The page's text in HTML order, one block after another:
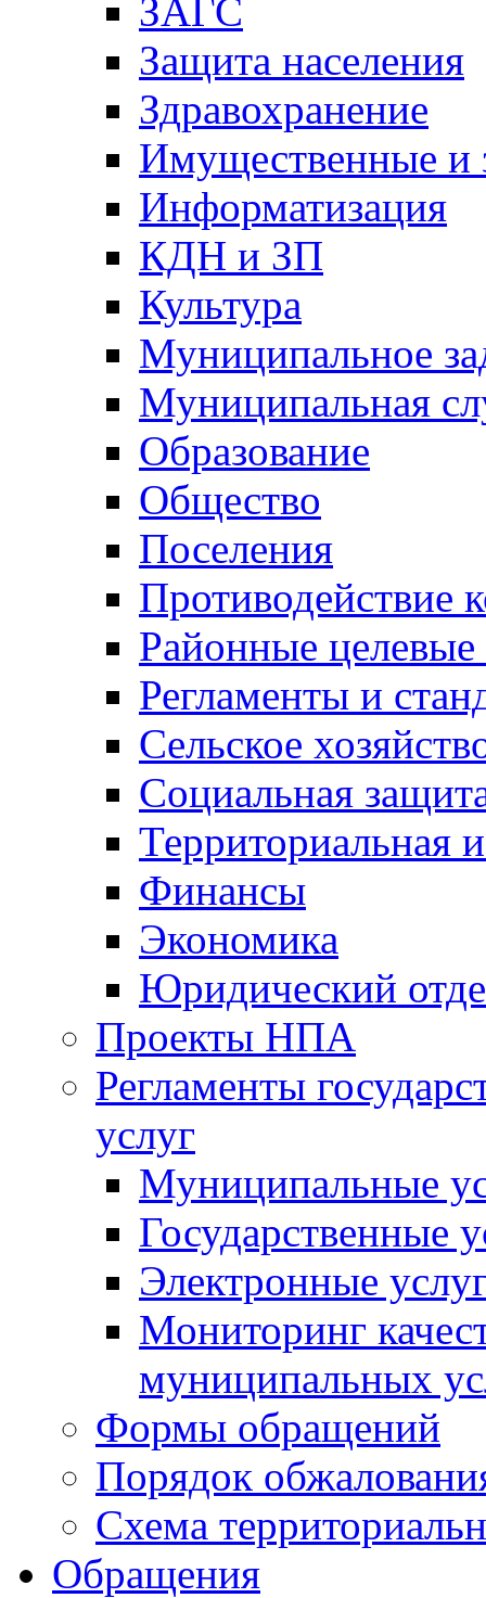
ЗАГС
Защита населения
Здравохранение
Имущественные и
Информатизация
КДН и ЗП
Культура
Муниципальное
Муниципальная
Образование
Общество
Поселения
Противодействие
Районные
Регламенты и
Сельское
Социальная
Территориальная
Финансы
Экономика
Юридический
Проекты НПА
Регламенты
услуг
Муниципальные
Государственные
Электронные
Мониторинг
муниципальных
Формы обращений
Порядок
Схема
Обращения